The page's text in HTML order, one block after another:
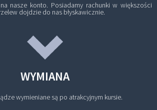
nasze konto. Posiadamy rachunki w większości
dojdzie do nas błyskawicznie.
WYMIANA
wymieniane są po atrakcyjnym kursie.